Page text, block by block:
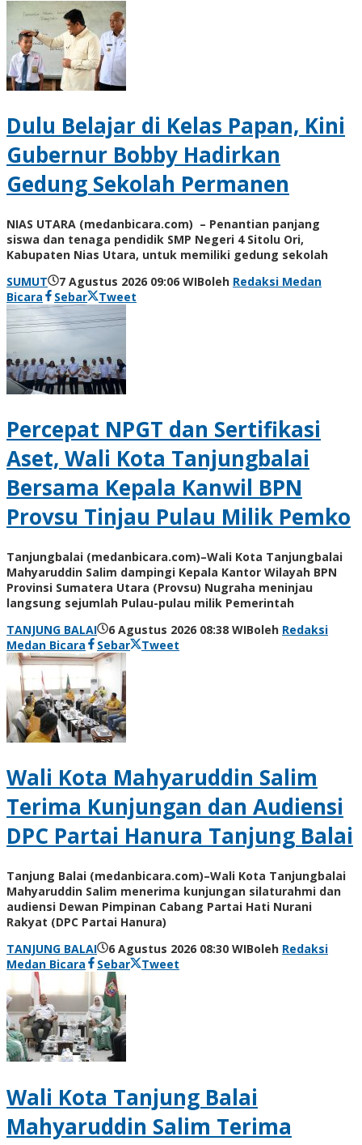
Dulu Belajar di Kelas Papan, Kini
Gubernur Bobby Hadirkan
Gedung Sekolah Permanen
NIAS UTARA (medanbicara.com) – Penantian panjang
siswa dan tenaga pendidik SMP Negeri 4 Sitolu Ori,
Kabupaten Nias Utara, untuk memiliki gedung sekolah
SUMUT
7 Agustus 2026 09:06 WIBoleh Redaksi Medan
Bicara
Sebar Tweet
Percepat NPGT dan Sertifikasi
Aset, Wali Kota Tanjungbalai
Bersama Kepala Kanwil BPN
Provsu Tinjau Pulau Milik Pemko
Tanjungbalai (medanbicara.com)–Wali Kota Tanjungbalai
Mahyaruddin Salim dampingi Kepala Kantor Wilayah BPN
Provinsi Sumatera Utara (Provsu) Nugraha meninjau
langsung sejumlah Pulau-pulau milik Pemerintah
TANJUNG BALAI
6 Agustus 2026 08:38 WIBoleh Redaksi
Medan Bicara
Sebar Tweet
Wali Kota Mahyaruddin Salim
Terima Kunjungan dan Audiensi
DPC Partai Hanura Tanjung Balai
Tanjung Balai (medanbicara.com)–Wali Kota Tanjungbalai
Mahyaruddin Salim menerima kunjungan silaturahmi dan
audiensi Dewan Pimpinan Cabang Partai Hati Nurani
Rakyat (DPC Partai Hanura)
TANJUNG BALAI
6 Agustus 2026 08:30 WIBoleh Redaksi
Medan Bicara
Sebar Tweet
Wali Kota Tanjung Balai
Mahyaruddin Salim Terima